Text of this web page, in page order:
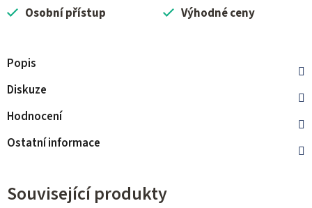
Osobní přístup Výhodné ceny
Popis
Diskuze
Hodnocení
Ostatní informace
Související produkty